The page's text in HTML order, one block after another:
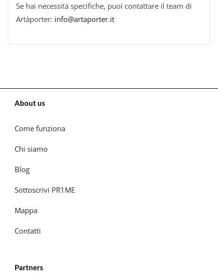
Se hai necessità specifiche, puoi contattare il team di
Artàporter: info@artaporter.it
About us
Come funziona
Chi siamo
Blog
Sottoscrivi PR1ME
Mappa
Contatti
Partners